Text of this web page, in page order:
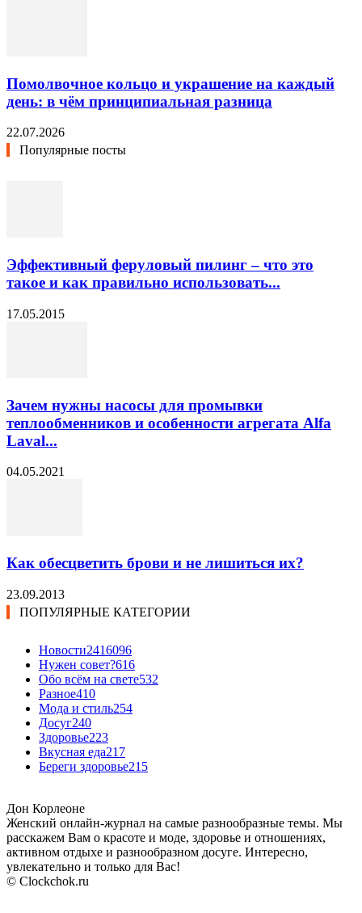
Помолвочное кольцо и украшение на каждый
день: в чём принципиальная разница
22.07.2026
Популярные посты
Эффективный феруловый пилинг – что это
такое и как правильно использовать...
17.05.2015
Зачем нужны насосы для промывки
теплообменников и особенности агрегата Alfa
Laval...
04.05.2021
Как обесцветить брови и не лишиться их?
23.09.2013
ПОПУЛЯРНЫЕ КАТЕГОРИИ
Новости2416096
Нужен совет?616
Обо всём на свете532
Разное410
Мода и стиль254
Досуг240
Здоровье223
Вкусная еда217
Береги здоровье215
Дон Корлеоне
Женский онлайн-журнал на самые разнообразные темы. Мы
расскажем Вам о красоте и моде, здоровье и отношениях,
активном отдыхе и разнообразном досуге. Интересно,
увлекательно и только для Вас!
© Clockchok.ru